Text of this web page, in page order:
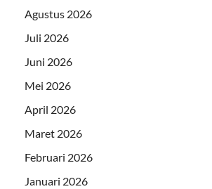
Agustus 2026
Juli 2026
Juni 2026
Mei 2026
April 2026
Maret 2026
Februari 2026
Januari 2026